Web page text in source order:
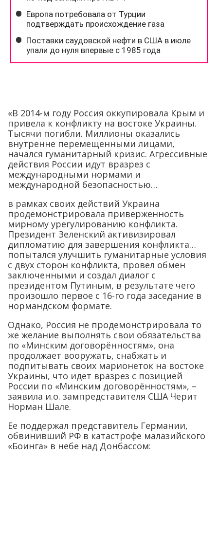
«В 2014-м году Россия оккупировала Крым и
привела к конфликту на востоке Украины.
Тысячи погибли. Миллионы оказались
внутренне перемещенными лицами,
начался гуманитарный кризис. Агрессивные
действия России идут вразрез с
международными нормами и
международной безопасностью…
в рамках своих действий Украина
продемонстрировала приверженность
мирному урегулированию конфликта.
Президент Зеленский активизировал
дипломатию для завершения конфликта…
попытался улучшить гуманитарные условия
с двух сторон конфликта, провел обмен
заключенными и создал диалог с
президентом Путиным, в результате чего
произошло первое с 16-го года заседание в
нормандском формате.
Однако, Россия не продемонстрировала то
же желание выполнять свои обязательства
по «Минским договорённостям», она
продолжает вооружать, снабжать и
подпитывать своих марионеток на востоке
Украины, что идет вразрез с позицией
России по «Минским договорённостям», –
заявила и.о. зампредставителя США Черит
Норман Шале.
Ее поддержал представитель Германии,
обвинивший РФ в катастрофе малазийского
«Боинга» в небе над Донбассом: